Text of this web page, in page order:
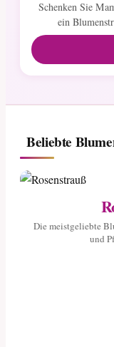
Schenken Sie
ein
Beliebte
Die meistgeliebte
und